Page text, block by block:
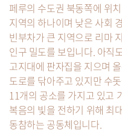
페루의 수도권 북동쪽에 위
지역의 하나이며 낮은 사회
빈부차가 큰 지역으로 리마
인구 밀도를 보입니다. 아직
고지대에 판자집을 지으며
도로를 닦아주고 있지만 수
11개의 공소를 가지고 있고
복음의 빛을 전하기 위해 최
동참하는 공동체입니다.